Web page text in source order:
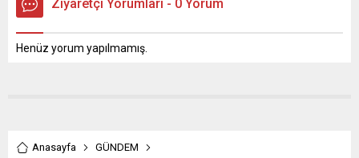
Ziyaretçi Yorumları - 0 Yorum
Henüz yorum yapılmamış.
Anasayfa GÜNDEM